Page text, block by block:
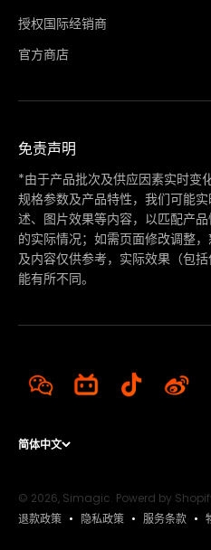
授权国际经销商
官方商店
免责声明
*由于产品批次及供应因素实时变
规格参数及产品特性，我们可能
述、图片效果等内容，以匹配产
的实际情况；如需页面修改调整
及内容仅供参考，实际效果（包
能有所不同。
简体中文
© 2026, Simagic. Powerd by
退款政策
隐私政策 服务条款